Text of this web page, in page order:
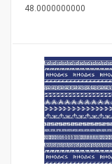
48.0000000000